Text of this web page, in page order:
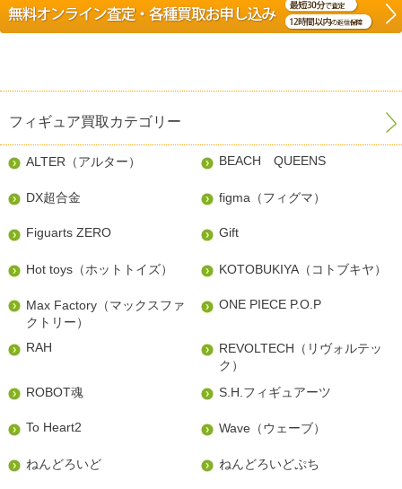
フィギュア買取カテゴリー
ALTER（アルター） BEACH QUEENS
DX超合金 figma（フィグマ）
Figuarts ZERO Gift
Hot toys（ホットトイズ） KOTOBUKIYA（コトブキヤ）
Max Factory（マックスファ
クトリー）
ONE PIECE P.O.P
RAH
REVOLTECH（リヴォルテッ
ク）
ROBOT魂
S.H.フィギュアーツ
To Heart2 Wave（ウェーブ）
ねんどろいど ねんどろいどぷち